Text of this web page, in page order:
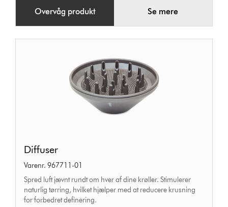
Overvåg produkt Se mere
Diffuser
Varenr. 967711-01
Spred luft jævnt rundt om hver af dine krøller. Stimulerer
naturlig tørring, hvilket hjælper med at reducere krusning
for forbedret definering.